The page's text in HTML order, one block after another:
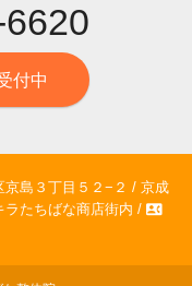
付中
京島３丁目５２−２ / 京成
ラたちばな商店街内 / contact_phone